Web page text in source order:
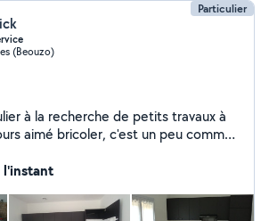
Particulier
(Beouzo)
à la recherche de petits travaux à
aimé bricoler, c'est un peu comme
entretien, maçonnerie,
je peux m'occuper de vos ordinateurs.
l'instant